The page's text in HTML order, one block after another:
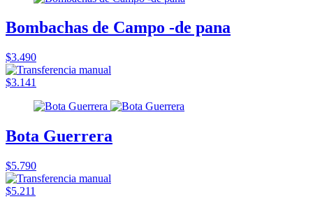
Bombachas de Campo -de pana
$3.490
$3.141
Bota Guerrera
$5.790
$5.211